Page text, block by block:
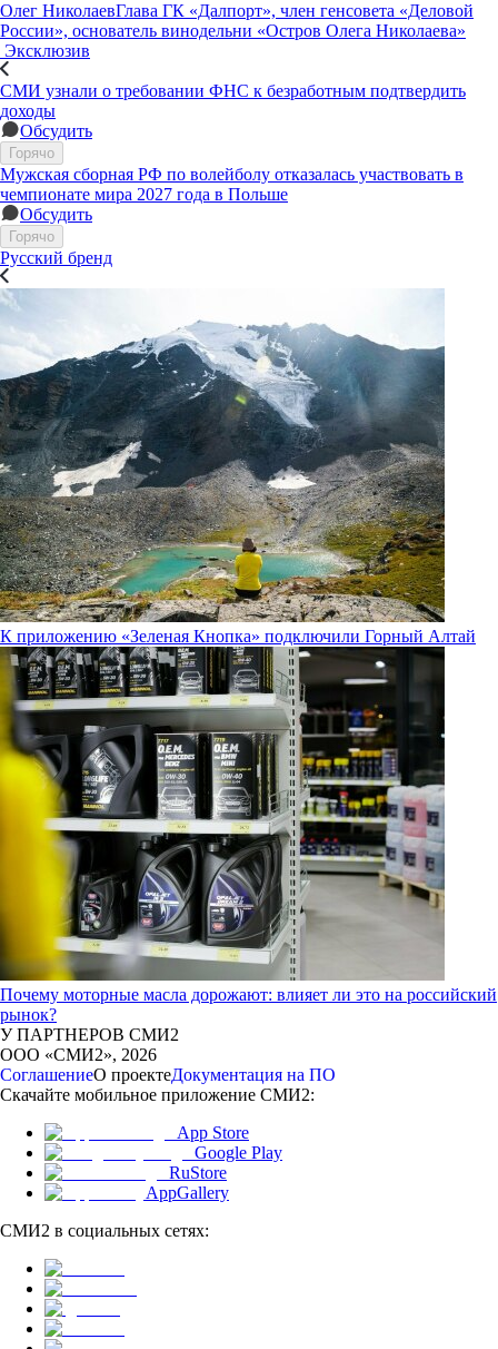
Олег НиколаевГлава ГК «Далпорт», член генсовета «Деловой
России», основатель винодельни «Остров Олега Николаева»
Эксклюзив
СМИ узнали о требовании ФНС к безработным подтвердить
доходы
Обсудить
Горячо
Мужская сборная РФ по волейболу отказалась участвовать в
чемпионате мира 2027 года в Польше
Обсудить
Горячо
Русский бренд
К приложению «Зеленая Кнопка» подключили Горный Алтай
Почему моторные масла дорожают: влияет ли это на российский
рынок?
У ПАРТНЕРОВ СМИ2
ООО «СМИ2», 2026
СоглашениеО проектеДокументация на ПО
Скачайте мобильное приложение СМИ2:
App Store
Google Play
RuStore
AppGallery
СМИ2 в социальных сетях: